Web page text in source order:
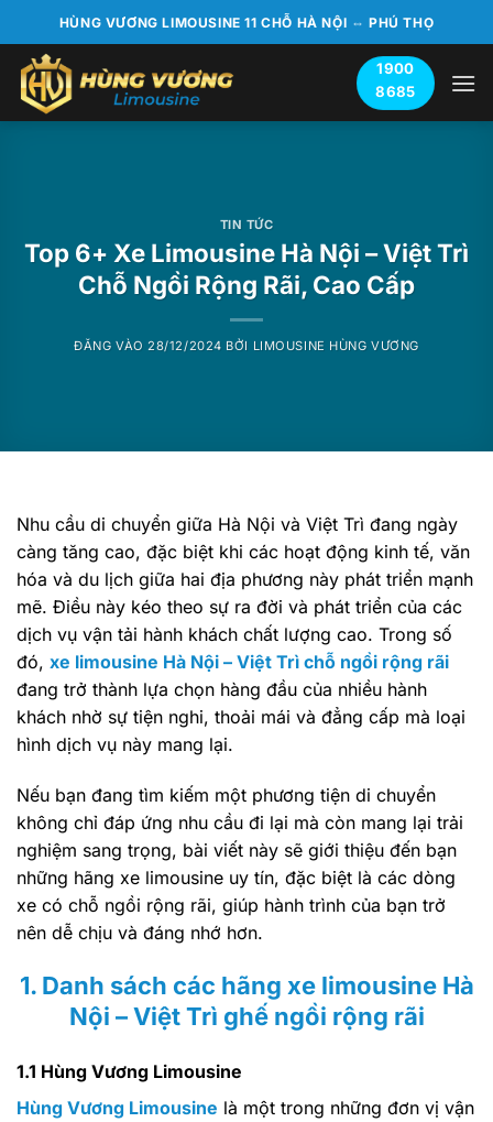
qua
nội
dung
HÙNG VƯƠNG LIMOUSINE 11 CHỖ HÀ NỘI ⇔ PHÚ THỌ
1900
8685
TIN TỨC
Top 6+ Xe Limousine Hà Nội – Việt Trì
Chỗ Ngồi Rộng Rãi, Cao Cấp
ĐĂNG VÀO28/12/2024 BỞI LIMOUSINE HÙNG VƯƠNG
Nhu cầu di chuyển giữa Hà Nội và Việt Trì đang ngày
càng tăng cao, đặc biệt khi các hoạt động kinh tế, văn
hóa và du lịch giữa hai địa phương này phát triển mạnh
mẽ. Điều này kéo theo sự ra đời và phát triển của các
dịch vụ vận tải hành khách chất lượng cao. Trong số
đó, xe limousine Hà Nội – Việt Trì chỗ ngồi rộng rãi
đang trở thành lựa chọn hàng đầu của nhiều hành
khách nhờ sự tiện nghi, thoải mái và đẳng cấp mà loại
hình dịch vụ này mang lại.
Nếu bạn đang tìm kiếm một phương tiện di chuyển
không chỉ đáp ứng nhu cầu đi lại mà còn mang lại trải
nghiệm sang trọng, bài viết này sẽ giới thiệu đến bạn
những hãng xe limousine uy tín, đặc biệt là các dòng
xe có chỗ ngồi rộng rãi, giúp hành trình của bạn trở
nên dễ chịu và đáng nhớ hơn.
1. Danh sách các hãng xe limousine Hà
Nội – Việt Trì ghế ngồi rộng rãi
1.1 Hùng Vương Limousine
Hùng Vương Limousine là một trong những đơn vị vận